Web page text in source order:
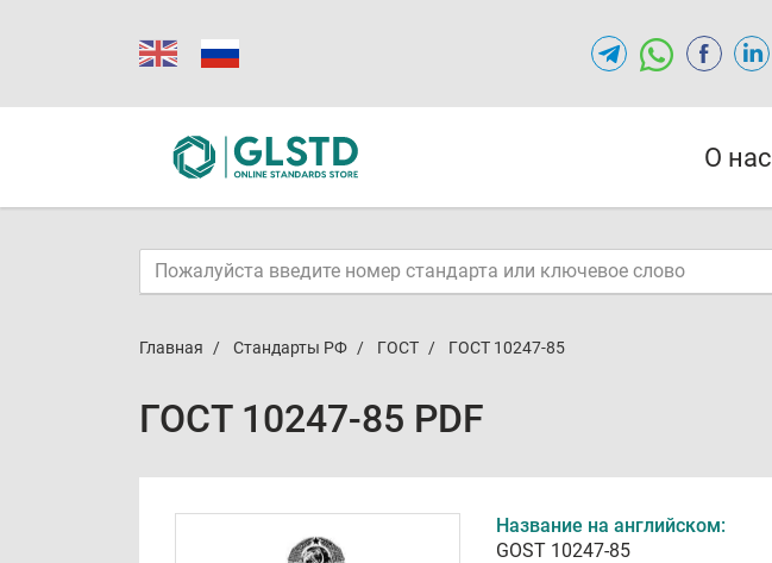
О нас
Главная Стандарты РФ ГОСТ ГОСТ 10247-85
ГОСТ 10247-85 PDF
Название на английском:
GOST 10247-85